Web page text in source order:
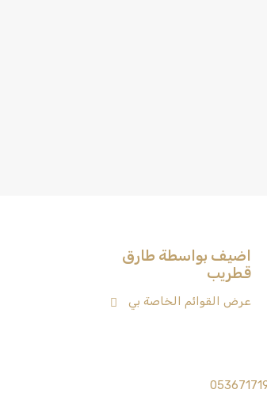
اضيف بواسطة طارق
قطريب
عرض القوائم الخاصة بي